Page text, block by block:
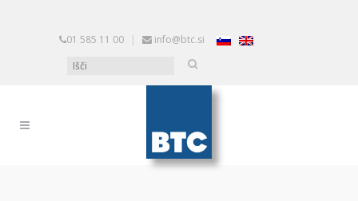
01 585 11 00 | info@btc.si